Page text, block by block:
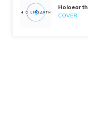
Holoearth
COVER